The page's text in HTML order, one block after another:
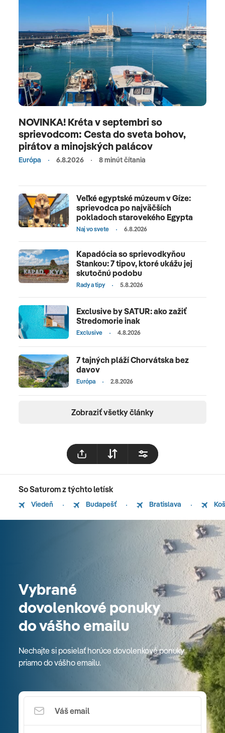
NOVINKA! Kréta v septembri so
sprievodcom: Cesta do sveta bohov,
pirátov a minojských palácov
Európa 6.8.2026 8 minút čítania
Veľké egyptské múzeum v Gíze:
sprievodca po najväčších
pokladoch starovekého Egypta
Naj vo svete 6.8.2026
Kapadócia so sprievodkyňou
Stankou: 7 tipov, ktoré ukážu jej
skutočnú podobu
Rady a tipy 5.8.2026
Exclusive by SATUR: ako zažiť
Stredomorie inak
Exclusive 4.8.2026
7 tajných pláží Chorvátska bez
davov
Európa 2.8.2026
Zobraziť všetky články
So Saturom z týchto letísk
Viedeň Budapešť Bratislava
Vybrané
dovolenkové ponuky
do vášho emailu
Nechajte si posielať horúce dovolenkové ponuky
priamo do vášho emailu.